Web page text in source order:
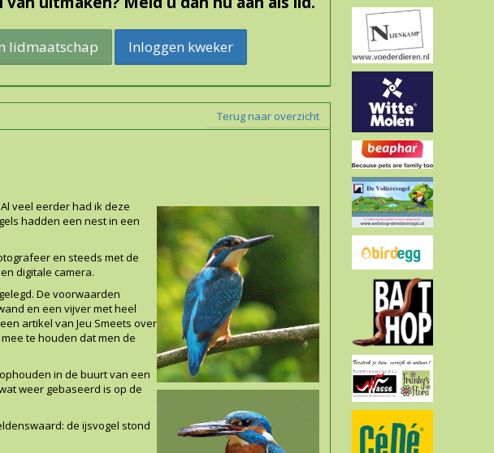
Inloggen kweker
Terug naar overzicht
veel eerder had ik deze
hadden een nest in een
en steeds met de
digitale camera.
De voorwaarden
en een vijver met heel
artikel van Jeu Smeets over
te houden dat men de
in de buurt van een
weer gebaseerd is op de
de ijsvogel stond